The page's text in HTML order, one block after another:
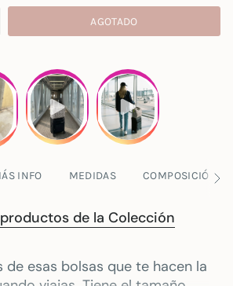
AGOTADO
INFO MEDIDAS COMPOSICIÓN Y
Ver
de la Colección
de esas bolsas que te hacen la